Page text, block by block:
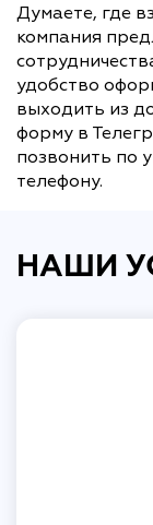
Думаете, где
компания
удобство
выходить из
форму в
позвонить по
телефону.
НАШИ